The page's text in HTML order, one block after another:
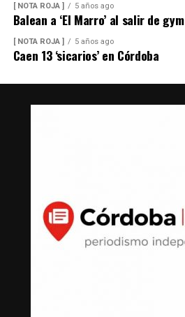
[ NOTA ROJA ] 5 años ago
Balean a ‘El Marro’ al salir de gym
[ NOTA ROJA ] 5 años ago
Caen 13 ‘sicarios’ en Córdoba